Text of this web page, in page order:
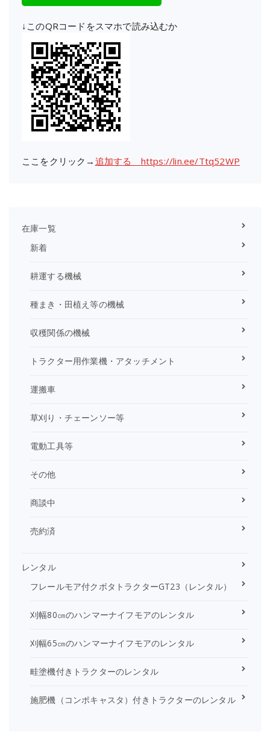
↓このQRコードをスマホで読み込むか
ここをクリック→ 追加する https://lin.ee/Ttq52WP
在庫一覧
新着
耕運する機械
種まき・田植え等の機械
収穫関係の機械
トラクター用作業機・アタッチメント
運搬車
草刈り・チェーンソー等
電動工具等
その他
商談中
売約済
レンタル
フレールモア付クボタトラクターGT23（レンタル）
刈幅80㎝のハンマーナイフモアのレンタル
刈幅65㎝のハンマーナイフモアのレンタル
畦塗機付きトラクターのレンタル
施肥機（コンポキャスタ）付きトラクターのレンタル